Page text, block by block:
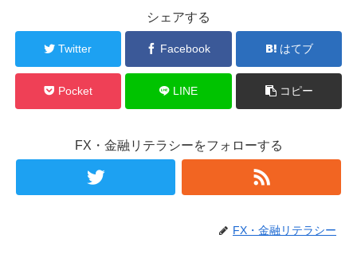
シェアする
Twitter Facebook はてブ
Pocket LINE コピー
FX・金融リテラシーをフォローする
FX・金融リテラシー